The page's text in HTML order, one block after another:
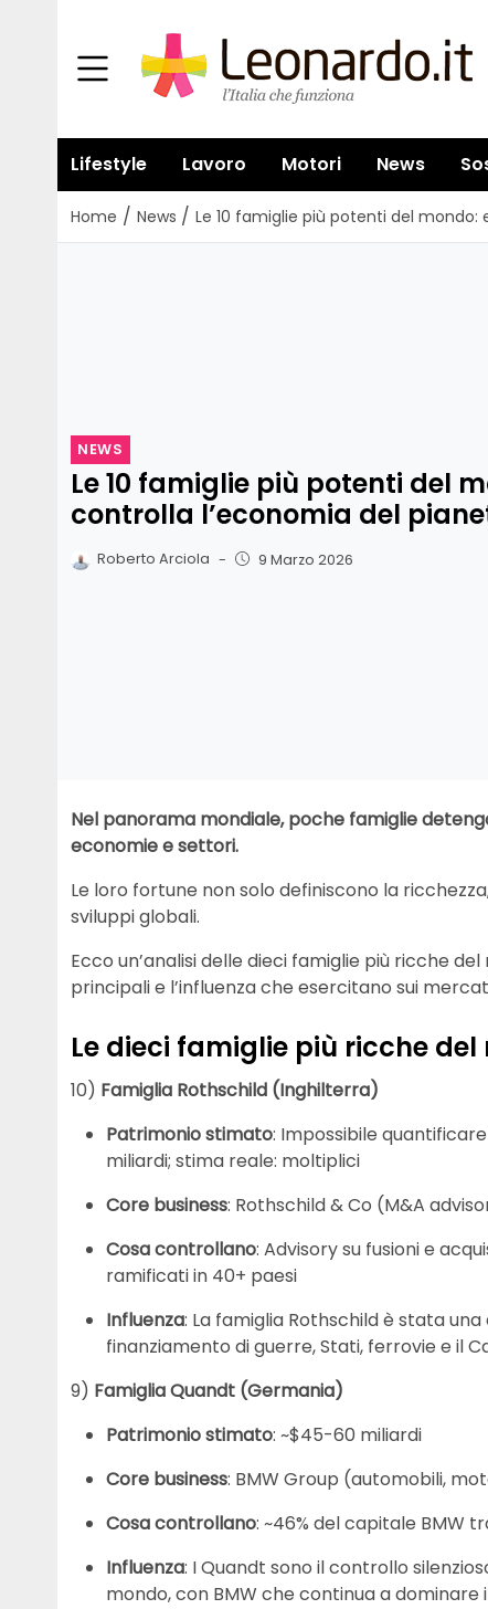
Lifestyle Lavoro Motori News
Home / News / Le 10 famiglie più potenti del
NEWS
Le 10 famiglie più potenti del
controlla l’economia del
Roberto Arciola - 9 Marzo 2026
Nel panorama mondiale, poche famiglie
economie e settori.
Le loro fortune non solo definiscono la
sviluppi globali.
Ecco un’analisi delle dieci famiglie più ricche
principali e l’influenza che esercitano sui
Le dieci famiglie più ricche del
10) Famiglia Rothschild (Inghilterra)
Patrimonio stimato: Impossibile
miliardi; stima reale: moltiplici
Core business: Rothschild & Co (M&A
Cosa controllano: Advisory su fusioni e
ramificati in 40+ paesi
Influenza: La famiglia Rothschild è stata
finanziamento di guerre, Stati, ferrovie e il
9) Famiglia Quandt (Germania)
Patrimonio stimato: ~$45-60 miliardi
Core business: BMW Group (automobili,
Cosa controllano: ~46% del capitale BMW
Influenza: I Quandt sono il controllo
mondo, con BMW che continua a dominare